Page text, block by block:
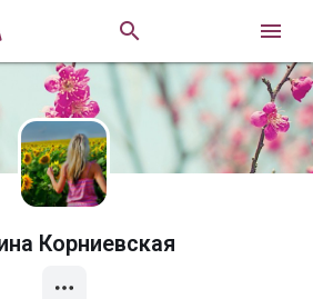
 
Корниевская